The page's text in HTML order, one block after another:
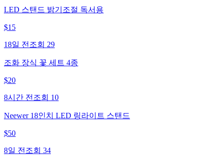
LED 스탠드 밝기조절 독서용
$15
18일 전 조회 29
조화 장식 꽃 세트 4종
$20
8시간 전 조회 10
Neewer 18인치 LED 링라이트 스탠드
$50
8일 전 조회 34